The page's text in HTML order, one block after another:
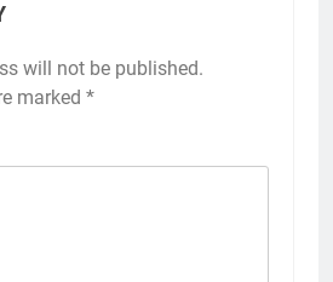
will not be published.
marked *